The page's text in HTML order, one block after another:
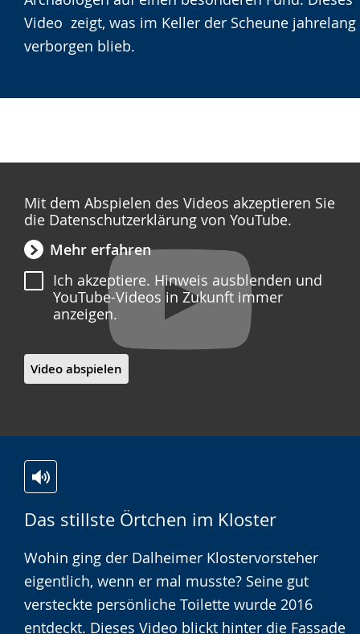
wird
angezeigt.
Video zeigt, was im Keller der Scheune jahrelang
verborgen blieb.
Mit dem Abspielen des Videos akzeptieren Sie
die Datenschutzerklärung von YouTube.
Mehr erfahren
Ich akzeptiere. Hinweis ausblenden und
YouTube-Videos in Zukunft immer
anzeigen.
Video abspielen
Das stillste Örtchen im Kloster
Leichten
Sprache
wechseln.
Audio-
Unterstützung.
Video
in
Deutscher
Gebärdensprache
wird
Wohin ging der Dalheimer Klostervorsteher
eigentlich, wenn er mal musste? Seine gut
versteckte persönliche Toilette wurde 2016
entdeckt. Dieses Video blickt hinter die Fassade